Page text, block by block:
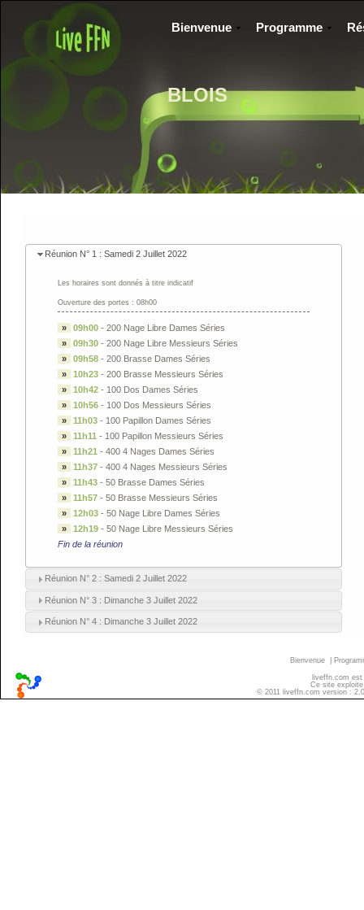
BLOIS
Bienvenue Programme
Réunion N° 1 : Samedi 2 Juillet 2022
Les horaires sont donnés à titre indicatif
Ouverture des portes : 08h00
» 09h00- 200 Nage Libre Dames Séries
»
09h30- 200 Nage Libre Messieurs Séries
»
09h58- 200 Brasse Dames Séries
»
10h23- 200 Brasse Messieurs Séries
»
10h42- 100 Dos Dames Séries
»
10h56- 100 Dos Messieurs Séries
»
11h03- 100 Papillon Dames Séries
»
11h11 - 100 Papillon Messieurs Séries
»
11h21 - 400 4 Nages Dames Séries
»
11h37- 400 4 Nages Messieurs Séries
»
11h43- 50 Brasse Dames Séries
»
11h57- 50 Brasse Messieurs Séries
»
12h03- 50 Nage Libre Dames Séries
»
12h19- 50 Nage Libre Messieurs Séries
Fin de la réunion
Réunion N° 2 : Samedi 2 Juillet 2022
Réunion N° 3 : Dimanche 3 Juillet 2022
Réunion N° 4 : Dimanche 3 Juillet 2022
Bienvenue
liveffn.com
Ce site
© 2011 liveffn.com version :